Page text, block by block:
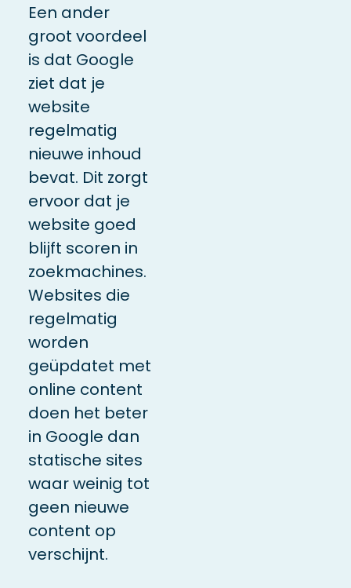
Een ander
groot voordeel
is dat Google
ziet dat je
website
regelmatig
nieuwe inhoud
bevat. Dit zorgt
ervoor dat je
website goed
blijft scoren in
zoekmachines.
Websites die
regelmatig
worden
geüpdatet met
online content
doen het beter
in Google dan
statische sites
waar weinig tot
geen nieuwe
content op
verschijnt.